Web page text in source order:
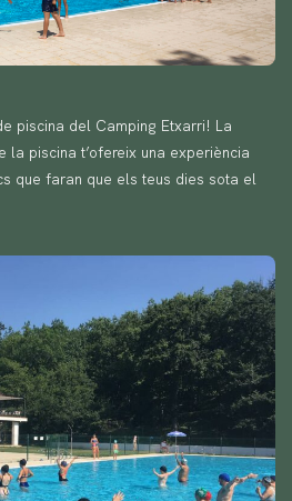
piscina del Camping Etxarri! La
la piscina t’ofereix una experiència
que faran que els teus dies sota el